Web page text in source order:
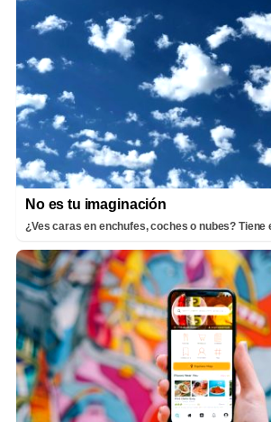
No es tu imaginación
¿Ves caras en enchufes, coches o nubes? Tiene